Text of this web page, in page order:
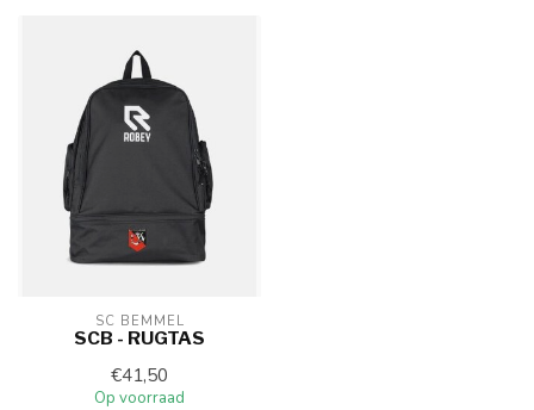
SC BEMMEL
SCB - RUGTAS
€41,50
Op voorraad